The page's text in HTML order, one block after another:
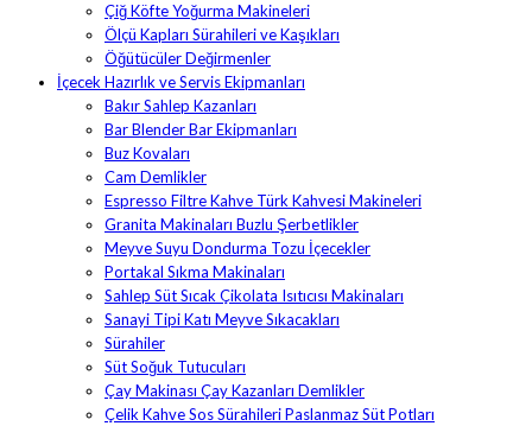
Çiğ Köfte Yoğurma Makineleri
Ölçü Kapları Sürahileri ve Kaşıkları
Öğütücüler Değirmenler
İçecek Hazırlık ve Servis Ekipmanları
Bakır Sahlep Kazanları
Bar Blender Bar Ekipmanları
Buz Kovaları
Cam Demlikler
Espresso Filtre Kahve Türk Kahvesi Makineleri
Granita Makinaları Buzlu Şerbetlikler
Meyve Suyu Dondurma Tozu İçecekler
Portakal Sıkma Makinaları
Sahlep Süt Sıcak Çikolata Isıtıcısı Makinaları
Sanayi Tipi Katı Meyve Sıkacakları
Sürahiler
Süt Soğuk Tutucuları
Çay Makinası Çay Kazanları Demlikler
Çelik Kahve Sos Sürahileri Paslanmaz Süt Potları